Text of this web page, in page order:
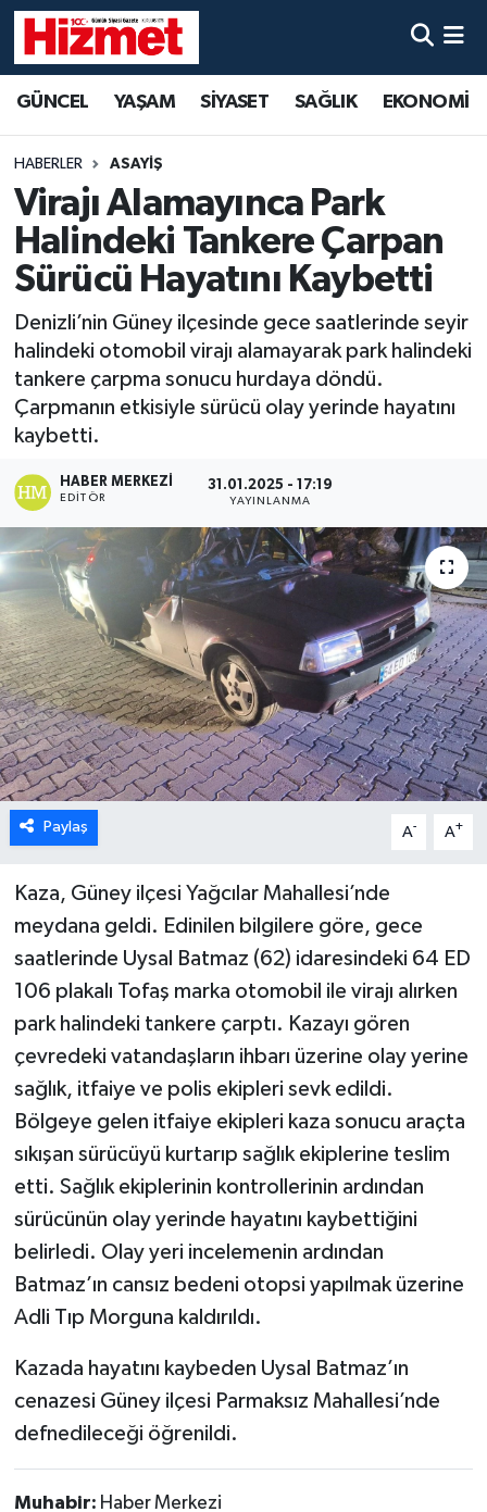
GÜNCEL YAŞAM SİYASET SAĞLIK EKONOMİ
HABERLER ASAYİŞ
Virajı Alamayınca Park
Halindeki Tankere Çarpan
Sürücü Hayatını Kaybetti
Denizli’nin Güney ilçesinde gece saatlerinde seyir
halindeki otomobil virajı alamayarak park halindeki
tankere çarpma sonucu hurdaya döndü.
Çarpmanın etkisiyle sürücü olay yerinde hayatını
kaybetti.
HABER MERKEZI
EDITÖR
31.01.2025 - 17:19
YAYINLANMA
Paylaş A- A+
Kaza, Güney ilçesi Yağcılar Mahallesi’nde
meydana geldi. Edinilen bilgilere göre, gece
saatlerinde Uysal Batmaz (62) idaresindeki 64 ED
106 plakalı Tofaş marka otomobil ile virajı alırken
park halindeki tankere çarptı. Kazayı gören
çevredeki vatandaşların ihbarı üzerine olay yerine
sağlık, itfaiye ve polis ekipleri sevk edildi.
Bölgeye gelen itfaiye ekipleri kaza sonucu araçta
sıkışan sürücüyü kurtarıp sağlık ekiplerine teslim
etti. Sağlık ekiplerinin kontrollerinin ardından
sürücünün olay yerinde hayatını kaybettiğini
belirledi. Olay yeri incelemenin ardından
Batmaz’ın cansız bedeni otopsi yapılmak üzerine
Adli Tıp Morguna kaldırıldı.
Kazada hayatını kaybeden Uysal Batmaz’ın
cenazesi Güney ilçesi Parmaksız Mahallesi’nde
defnedileceği öğrenildi.
Muhabir: Haber Merkezi
YAŞAM
SİYASET
SAĞLIK
KÜLTÜR SANAT
SPOR
ÖZEL HABER
DTO
RESMİ REKLAM
Denizli Hava Durumu
Denizli Trafik Yoğunluk Haritası
Süper Lig Puan Durumu ve Fikstür
Tüm Manşetler
Son Dakika Haberleri
Haber Arşivi